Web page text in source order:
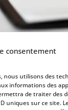
consentement
nous utilisons des
informations des
de traiter des
uniques sur ce site.
la